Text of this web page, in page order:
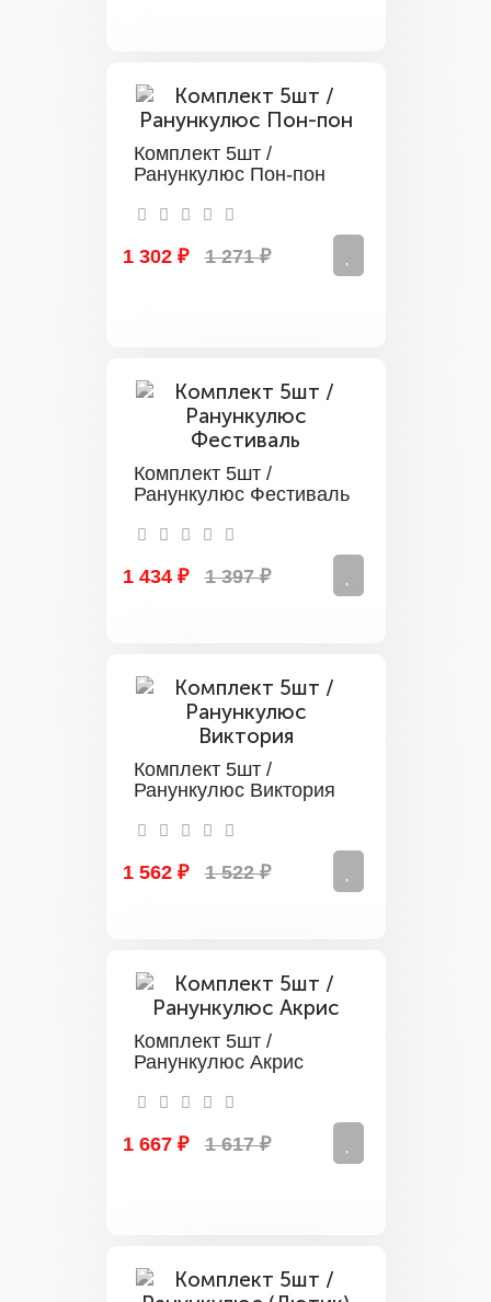
Комплект 5шт /
Ранункулюс Пон-пон
1 302 ₽ 1 271 ₽
Комплект 5шт /
Ранункулюс Фестиваль
1 434 ₽ 1 397 ₽
Комплект 5шт /
Ранункулюс Виктория
1 562 ₽ 1 522 ₽
Комплект 5шт /
Ранункулюс Акрис
1 667 ₽ 1 617 ₽